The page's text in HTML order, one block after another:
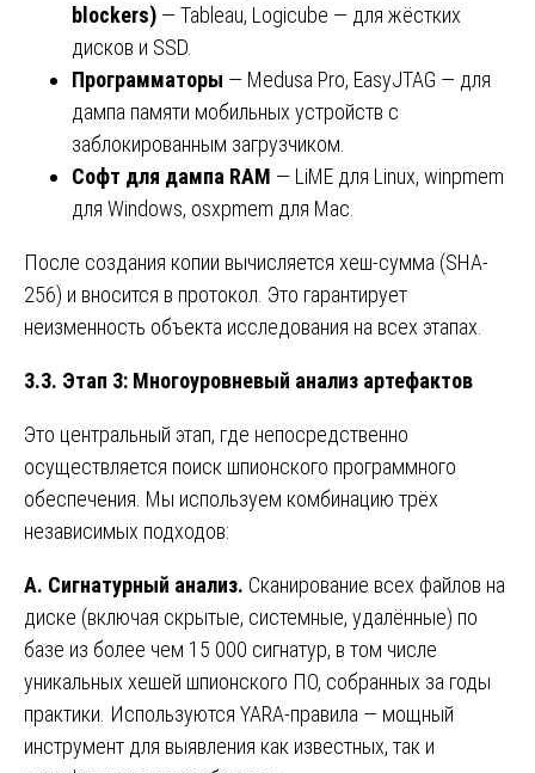
blockers) — Tableau, Logicube — для жёстких
дисков и SSD.
Программаторы — Medusa Pro, EasyJTAG — для
дампа памяти мобильных устройств с
заблокированным загрузчиком.
Софт для дампа RAM — LiME для Linux, winpmem
для Windows, osxpmem для Mac.
После создания копии вычисляется хеш-сумма (SHA-
256) и вносится в протокол. Это гарантирует
неизменность объекта исследования на всех этапах.
3.3. Этап 3: Многоуровневый анализ артефактов
Это центральный этап, где непосредственно
осуществляется поиск шпионского программного
обеспечения. Мы используем комбинацию трёх
независимых подходов:
А. Сигнатурный анализ. Сканирование всех файлов на
диске (включая скрытые, системные, удалённые) по
базе из более чем 15 000 сигнатур, в том числе
уникальных хешей шпионского ПО, собранных за годы
практики. Используются YARA-правила — мощный
инструмент для выявления как известных, так и